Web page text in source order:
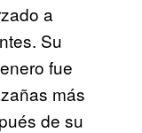
a
Su
fue
más
de su